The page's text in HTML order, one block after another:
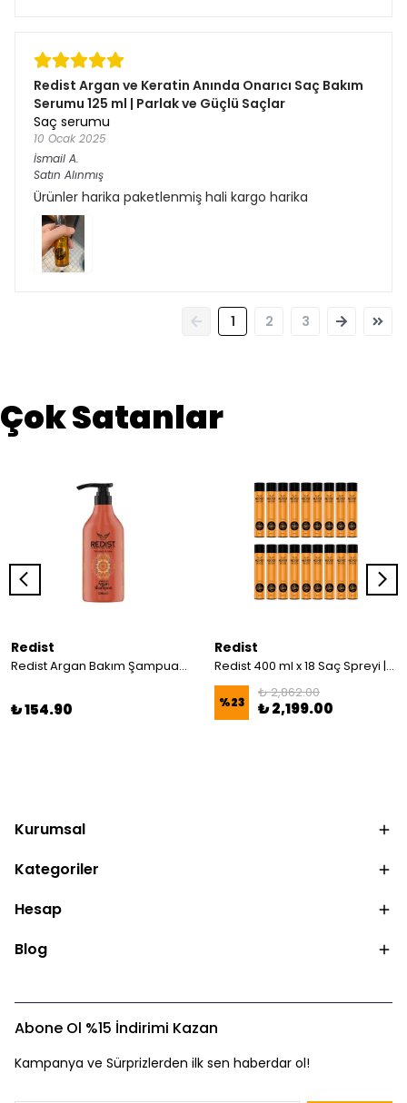
Redist Argan ve Keratin Anında Onarıcı Saç Bakım
Serumu 125 ml | Parlak ve Güçlü Saçlar
Saç serumu
10 Ocak 2025
İsmail A.
Satın Alınmış
Ürünler harika paketlenmiş hali kargo harika
1 2 3
Çok Satanlar
Redist
Redist Argan Bakım Şampuanı 500 ml | Besleyici ve Parlaklık Veren Yoğun Bakım
₺ 154.90
Redist
Redist 400 ml x 18 Saç Spreyi | Toptan Avantajlı Paket
%23
₺ 2,862.00
₺ 2,199.00
Kurumsal
Kategoriler
Hesap
Blog
Abone Ol %15 İndirimi Kazan
Kampanya ve Sürprizlerden ilk sen haberdar ol!